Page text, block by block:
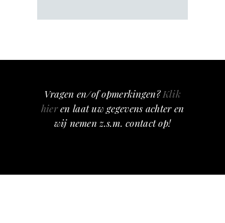
Vragen en/of opmerkingen?Klik
hieren laat uw gegevens achter en
wij nemen z.s.m. contact op!